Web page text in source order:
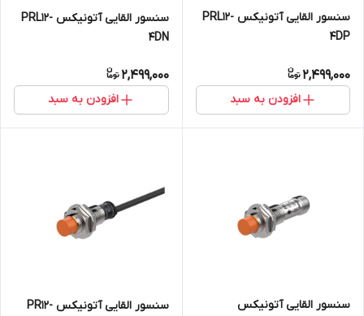
سنسور القایی آتونیکس PRL12-
4DP
2,499,000
افزودن به سبد
سنسور القایی آتونیکس PRL12-
4DN
2,499,000
افزودن به سبد
سنسور القایی آتونیکس سنسور القایی آتونیکس PR12-